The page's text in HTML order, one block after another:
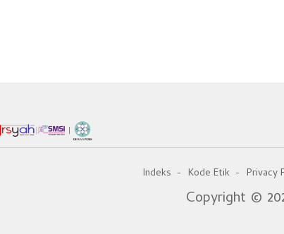
Indeks Kode Etik Privacy
Copyright ©